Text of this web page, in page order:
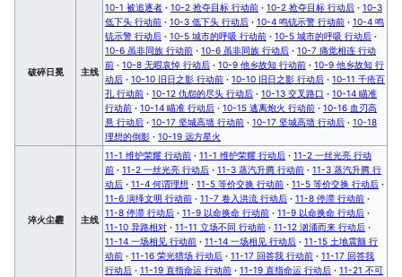
破碎日冕 主线
10-1 被追逐者 · 10-2 抢夺目标 行动前 · 10-2 抢夺目标 行动后 · 10-3
低下头 行动前 · 10-3 低下头 行动后 · 10-4 鸣铳示警 行动前 · 10-4 鸣
铳示警 行动后 · 10-5 城市的呼吸 行动前 · 10-5 城市的呼吸 行动后 ·
10-6 虽非同族 行动前 · 10-6 虽非同族 行动后 · 10-7 痛觉相连 行动
前 · 10-8 无暇哀悼 行动后 · 10-9 他乡故知 行动前 · 10-9 他乡故知 行
动后 · 10-10 旧日之影 行动前 · 10-10 旧日之影 行动后 · 10-11 千疮百
孔 行动前 · 10-12 仇怨的尽头 行动后 · 10-13 交叉路口 · 10-14 瞄准
行动前 · 10-14 瞄准 行动后 · 10-15 逃离炮火 行动前 · 10-16 血刃高
悬 行动后 · 10-17 坚城高墙 行动前 · 10-17 坚城高墙 行动后 · 10-18
理想的倒影 · 10-19 远方星火
淬火尘霾 主线
11-1 维护荣耀 行动前 · 11-1 维护荣耀 行动后 · 11-2 一丝光亮 行动
前 · 11-2 一丝光亮 行动后 · 11-3 蒸汽升腾 行动前 · 11-3 蒸汽升腾 行
动后 · 11-4 何谓理想 · 11-5 等价交换 行动前 · 11-5 等价交换 行动后 ·
11-6 演绎文明 行动前 · 11-7 卷入洪流 行动后 · 11-8 停滞 行动前 ·
11-8 停滞 行动后 · 11-9 以命换命 行动前 · 11-9 以命换命 行动后 ·
11-10 异路相对 · 11-11 立场不同 行动前 · 11-12 汹涌而来 行动后 ·
11-14 一场相见 行动前 · 11-14 一场相见 行动后 · 11-15 土地震颤 行
动前 · 11-16 荣光猎场 行动后 · 11-17 回答我 行动前 · 11-17 回答我
行动后 · 11-19 直指命运 行动前 · 11-19 直指命运 行动后 · 11-21 不可